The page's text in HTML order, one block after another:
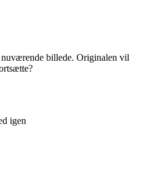
billede. Originalen vil
igen